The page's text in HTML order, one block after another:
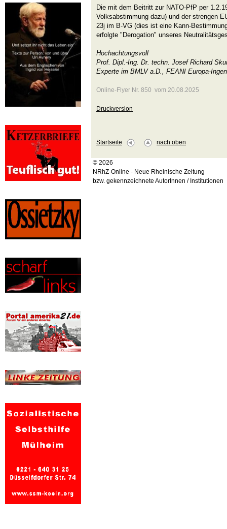
Die mit dem Beitritt zur NATO-PfP per
Volksabstimmung dazu) und der strengen
23j im B-VG (dies ist eine Kann-
erfolgte "Derogation" unseres
Hochachtungsvoll
Prof. Dipl.-Ing. Dr. techn. Josef Richard
Experte im BMLV a.D., FEANI Europa-
Online-Flyer Nr. 850 vom 20.08.2025
Druckversion
Startseite nach oben
© 2026
NRhZ-Online - Neue Rheinische Zeitung
bzw. gekennzeichnete AutorInnen / Institutionen